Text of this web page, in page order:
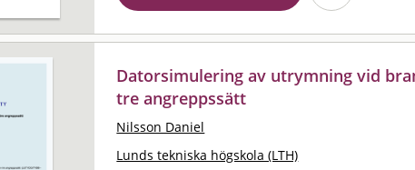
Datorsimulering av utrymning vid
tre angreppssätt
Nilsson Daniel
Lunds tekniska högskola (LTH)